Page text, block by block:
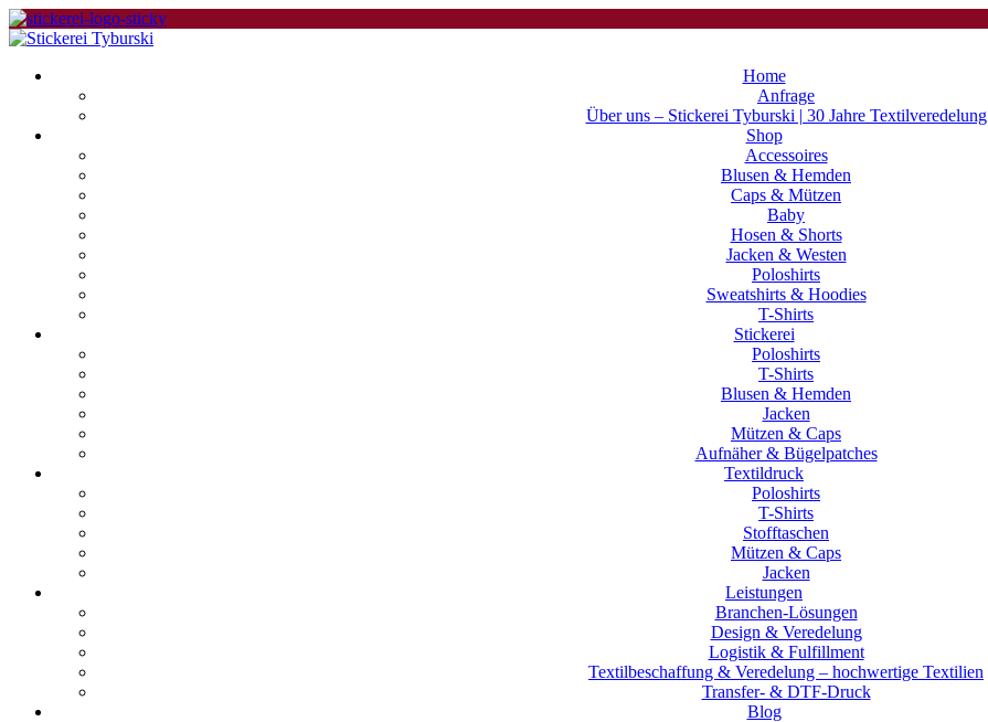
Home
Anfrage
Über uns – Stickerei Tyburski | 30 Jahre Textilveredelung
Shop
Accessoires
Blusen & Hemden
Caps & Mützen
Baby
Hosen & Shorts
Jacken & Westen
Poloshirts
Sweatshirts & Hoodies
T-Shirts
Stickerei
Poloshirts
T-Shirts
Blusen & Hemden
Jacken
Mützen & Caps
Aufnäher & Bügelpatches
Textildruck
Poloshirts
T-Shirts
Stofftaschen
Mützen & Caps
Jacken
Leistungen
Branchen-Lösungen
Design & Veredelung
Logistik & Fulfillment
Textilbeschaffung & Veredelung – hochwertige Textilien
Transfer- & DTF-Druck
Blog